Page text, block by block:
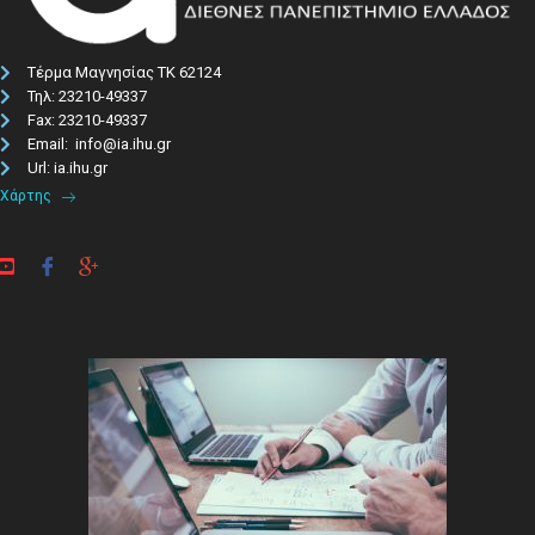
Τέρμα Μαγνησίας ΤΚ 62124
Τηλ: 23210-49337​
Fax: 23210-49337
Email: info@ia.ihu.gr
Url: ia.ihu.gr
Χάρτης